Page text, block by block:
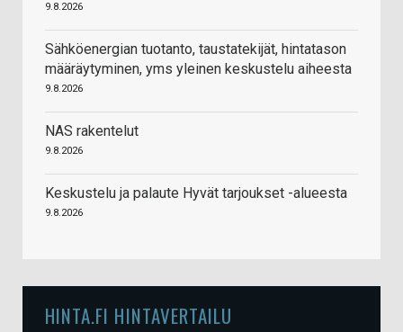
9.8.2026
Sähköenergian tuotanto, taustatekijät, hintatason
määräytyminen, yms yleinen keskustelu aiheesta
9.8.2026
NAS rakentelut
9.8.2026
Keskustelu ja palaute Hyvät tarjoukset -alueesta
9.8.2026
HINTA.FI HINTAVERTAILU